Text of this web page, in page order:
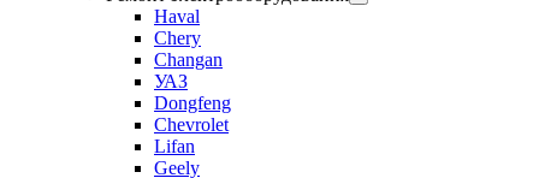
Haval
Chery
Changan
УАЗ
Dongfeng
Chevrolet
Lifan
Geely